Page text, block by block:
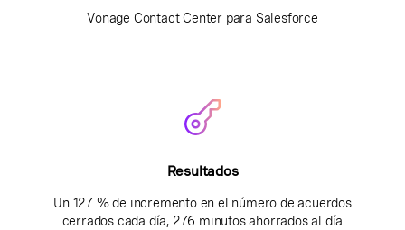
Vonage Contact Center para Salesforce
Resultados
Un 127 % de incremento en el número de acuerdos
cerrados cada día, 276 minutos ahorrados al día